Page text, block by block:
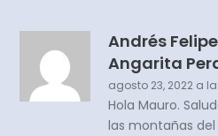
Andrés Felipe
Angarita
agosto 23, 2022 a
Hola Mauro.
las montañas del